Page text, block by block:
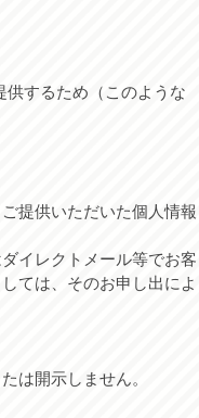
供するため（このような
提供いただいた個人情報
イレクトメール等でお客
ては、そのお申し出によ
は開示しません。